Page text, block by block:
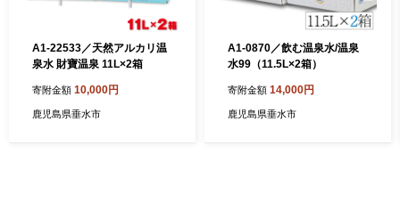
A1-22533／天然アルカリ温
泉水 財寶温泉 11L×2箱
寄附金額 10,000円
鹿児島県垂水市
A1-0870／飲む温泉水/温泉
水99（11.5L×2箱）
寄附金額 14,000円
鹿児島県垂水市